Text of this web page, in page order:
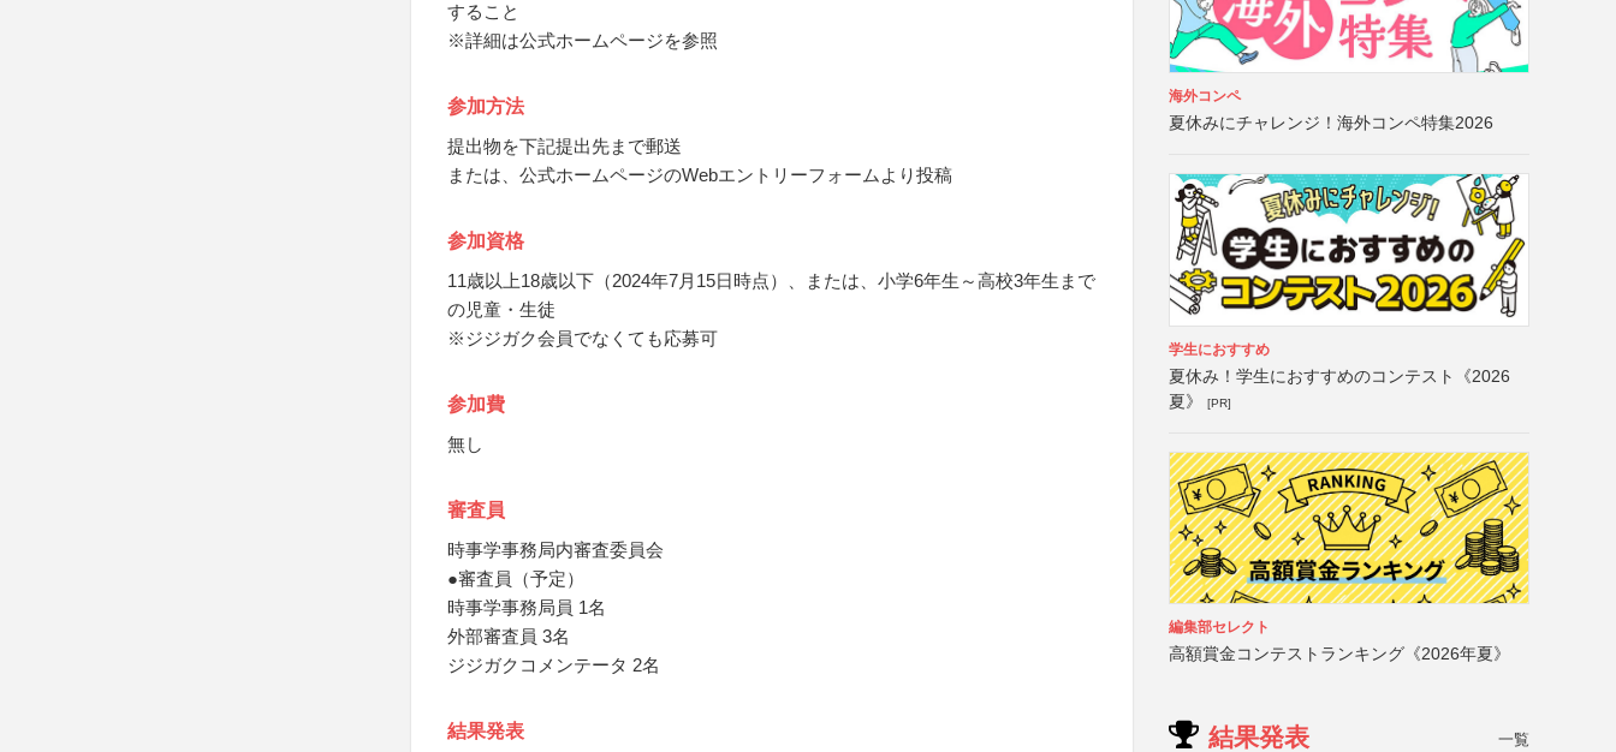
すること
※詳細は公式ホームページを参照
参加方法
提出物を下記提出先まで郵送
または、公式ホームページのWebエントリーフォームより投稿
参加資格
11歳以上18歳以下（2024年7月15日時点）、または、小学6年生～高校3年生まで
の児童・生徒
※ジジガク会員でなくても応募可
参加費
無し
審査員
時事学事務局内審査委員会
●審査員（予定）
時事学事務局員 1名
外部審査員 3名
ジジガクコメンテータ 2名
結果発表
海外コンペ
夏休みにチャレンジ！海外コンペ特集2026
学生におすすめ
夏休み！学生におすすめのコンテスト《2026
夏》
[PR]
編集部セレクト
高額賞金コンテストランキング《2026年夏》
結果発表 一覧